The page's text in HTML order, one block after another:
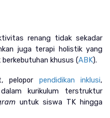
renang tidak sekadar
juga terapi holistik yang
khusus (ABK).
pelopor pendidikan inklusi,
kurikulum terstruktur
untuk siswa TK hingga